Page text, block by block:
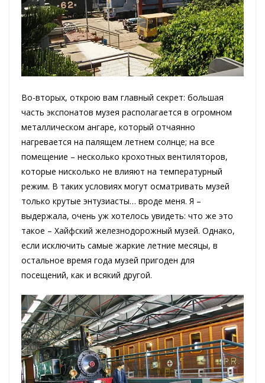
Во-вторых, открою вам главный секрет: большая
часть экспонатов музея располагается в огромном
металлическом ангаре, который отчаянно
нагревается на палящем летнем солнце; на все
помещение – несколько крохотных вентиляторов,
которые нисколько не влияют на температурный
режим. В таких условиях могут осматривать музей
только крутые энтузиасты… вроде меня. Я –
выдержала, очень уж хотелось увидеть: что же это
такое – Хайфский железнодорожный музей. Однако,
если исключить самые жаркие летние месяцы, в
остальное время года музей пригоден для
посещений, как и всякий другой.